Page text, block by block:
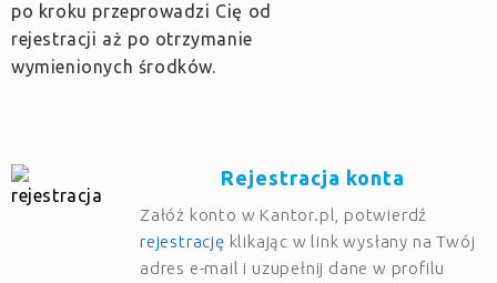
po kroku przeprowadzi Cię od
rejestracji aż po otrzymanie
wymienionych środków.
Rejestracja konta
Załóż konto w Kantor.pl, potwierdź
rejestrację klikając w link wysłany na Twój
adres e-mail i uzupełnij dane w profilu